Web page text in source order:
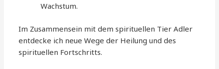
Wachstum.
Im Zusammensein mit dem spirituellen Tier Adler
entdecke ich neue Wege der Heilung und des
spirituellen Fortschritts.